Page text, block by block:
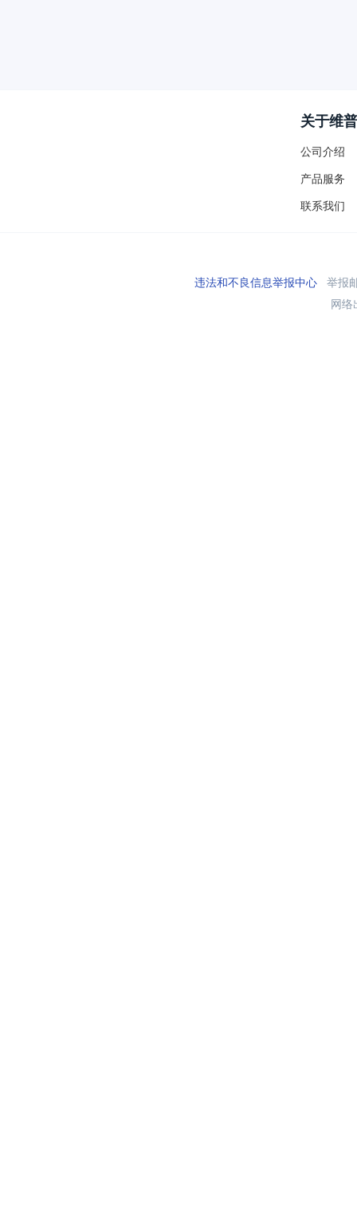
关于维普
公司介绍
产品服务
联系我们
违法和不良信息举报中心举报
网